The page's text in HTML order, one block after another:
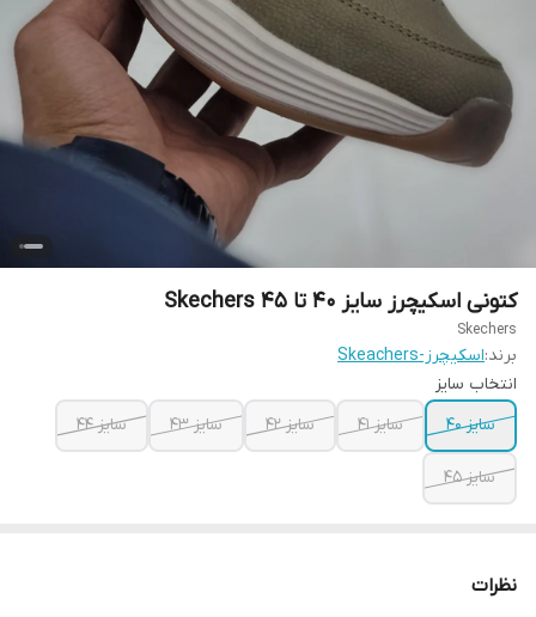
کتونی اسکیچرز سایز ۴۰ تا ۴۵ Skechers
Skechers
برند:اسکیچرز-Skeachers
انتخاب سایز
سایز ۴۰
سایز ۴۱ سایز ۴۲ سایز ۴۳ سایز ۴۴
سایز ۴۵
نظرات